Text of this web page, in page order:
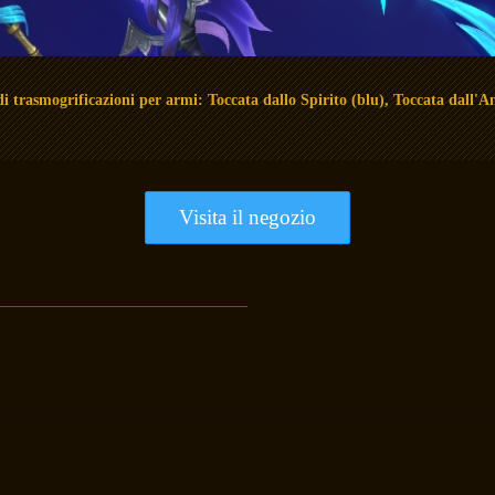
trasmogrificazioni per armi: Toccata dallo Spirito (blu), Toccata
Visita il negozio